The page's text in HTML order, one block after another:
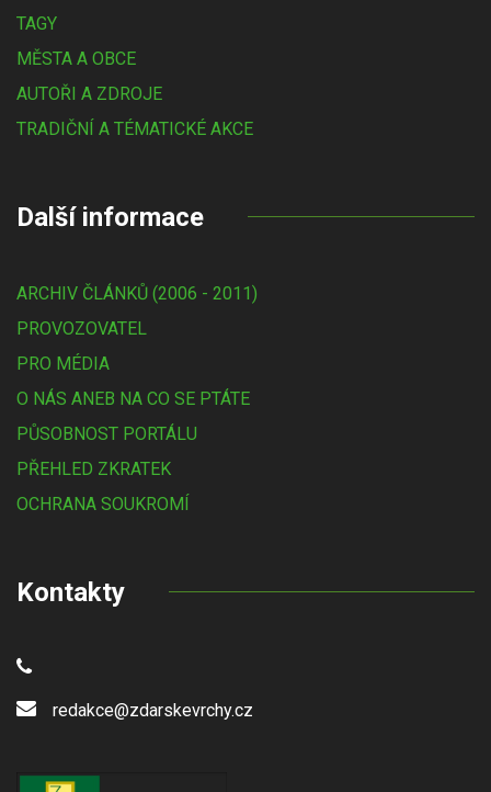
TAGY
MĚSTA A OBCE
AUTOŘI A ZDROJE
TRADIČNÍ A TÉMATICKÉ AKCE
Další informace
ARCHIV ČLÁNKŮ (2006 - 2011)
PROVOZOVATEL
PRO MÉDIA
O NÁS ANEB NA CO SE PTÁTE
PŮSOBNOST PORTÁLU
PŘEHLED ZKRATEK
OCHRANA SOUKROMÍ
Kontakty
redakce@zdarskevrchy.cz